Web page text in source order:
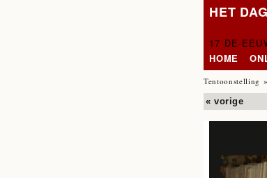
HET
17 DE-
HOME
Tentoonstelling »
« vorige